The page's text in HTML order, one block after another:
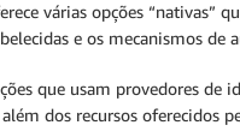
várias opções “nativas”
e os mecanismos de
que usam provedores
dos recursos oferecidos